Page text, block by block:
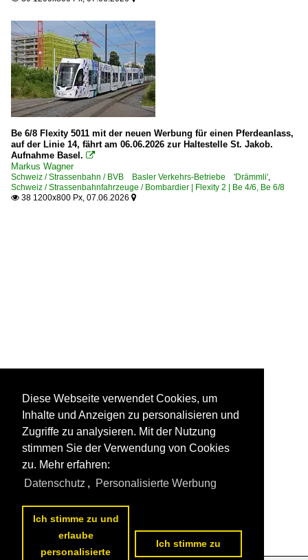
Be 6/8 Flexity 5011 mit der neuen Werbung für einen Pferdeanlass,
auf der Linie 14, fährt am 06.06.2026 zur Haltestelle St. Jakob.
Aufnahme Basel. 
Markus Wagner
Schweiz / Strassenbahn / BVB Basler Verkehrs-Betriebe 'Drämmli'
Schweiz / Strassenbahnfahrzeuge / Bombardier | Flexity 2 | Be 4/6, Be 6/8
 38 1200x800 Px, 07.06.2026 
Diese Webseite verwendet Cookies, um
Inhalte und Anzeigen zu personalisieren und
Zugriffe zu analysieren. Mit der Nutzung
stimmen Sie der Verwendung von Cookies
zu. Mehr erfahren:
Datenschutz , Personalisierte Werbung
Ich stimme zu und
erlaube
personalisierte
Ich stimme zu